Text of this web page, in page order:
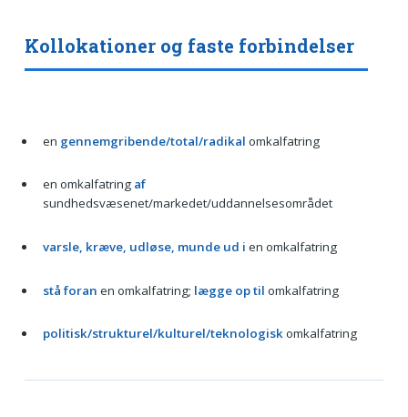
Kollokationer og faste forbindelser
en gennemgribende/total/radikal omkalfatring
en omkalfatring af
sundhedsvæsenet/markedet/uddannelsesområdet
varsle, kræve, udløse, munde ud i en omkalfatring
stå foran en omkalfatring; lægge op til omkalfatring
politisk/strukturel/kulturel/teknologiskomkalfatring